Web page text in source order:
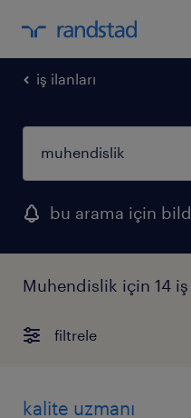
iş ilanları
bu arama için
Muhendislik için 14
filtrele
kalite uzmanı